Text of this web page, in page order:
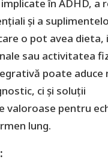
în ADHD, a
și a
o pot avea dieta,
sau activitatea
poate aduce
ci și soluții
valoroase pentru
lung.